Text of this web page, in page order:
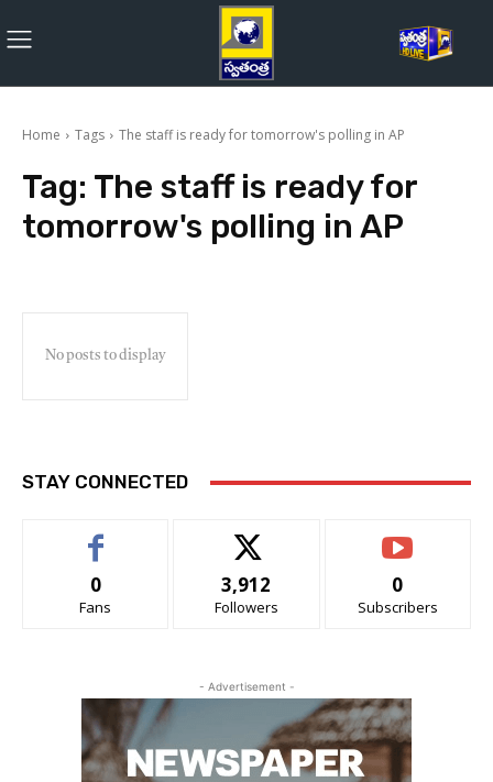
Home Tags The staff is ready for tomorrow's polling in AP
Tag: The staff is ready for
tomorrow's polling in AP
No posts to display
STAY CONNECTED
0
Fans
3,912
Followers
0
Subscribers
- Advertisement -